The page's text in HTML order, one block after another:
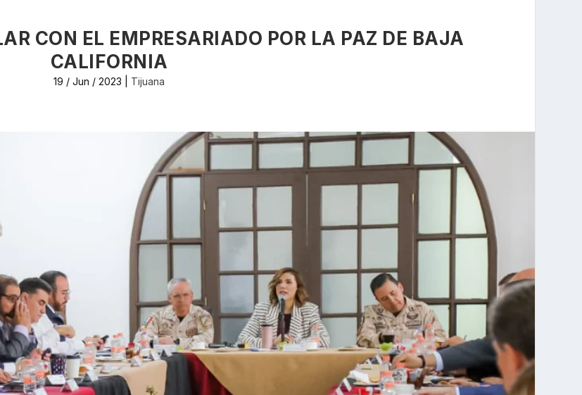
CON EL EMPRESARIADO POR LA PAZ DE BAJA
CALIFORNIA
19 / Jun / 2023 Tijuana